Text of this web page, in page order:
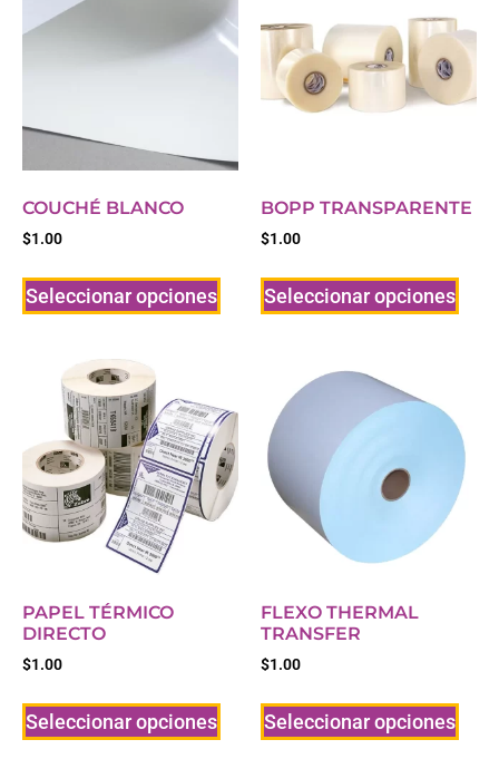
COUCHÉ BLANCO
$1.00
Seleccionar opciones
BOPP TRANSPARENTE
$1.00
Seleccionar opciones
PAPEL TÉRMICO
DIRECTO
$1.00
Seleccionar opciones
FLEXO THERMAL
TRANSFER
$1.00
Seleccionar opciones